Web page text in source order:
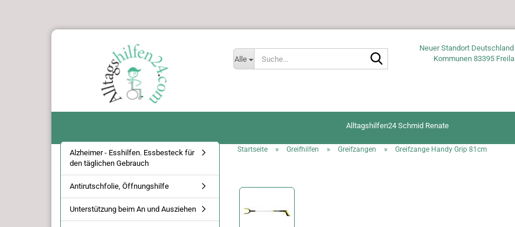
Alle
Neuer Standort
Kommunen 83395
Alltagshilfen24 Schmid Renate
Startseite » Greifhilfen » Greifzangen » Greifzange Handy Grip 81cm
Alzheimer - Esshilfen. Essbesteck für
den täglichen Gebrauch
Antirutschfolie, Öffnungshilfe
Unterstützung beim An und Ausziehen